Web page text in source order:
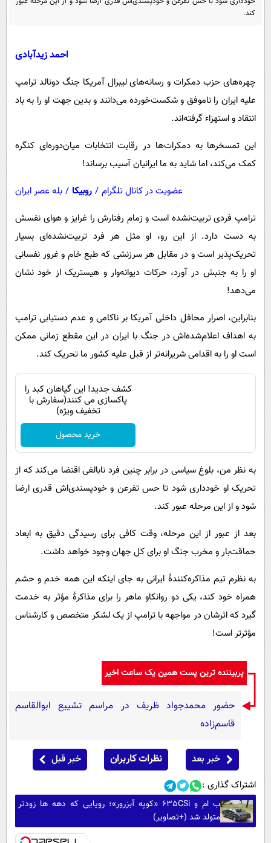
سرگرمی
محیط زیست
فرهنگی
بین الملل
پیامک
کند.
احمد زیدآبادی
چهره‌های حزب دمکرات و رسانه‌های لیبرال آمریکا جنگ دونالد ترامپ
علیه ایران را ناموفق و شکست‌خورده می‌دانند و بدین جهت او را به باد
انتقاد و استهزاء گرفته‌اند.
این تمسخرها به دمکرات‌ها در رقابت انتخابات میان‌دوره‌ای کنگره
کمک می‌کند، اما شاید به ما ایرانیان آسیب برساند!
عضویت در کانال تلگرام / روبیکا / بله عصر ایران
ترامپ فردی تربیت‌نشده است و زمام رفتارش را غرایز و هوای نفسش
به دست دارد. از این رو، او مثل هر فرد تربیت‌نشده‌ای بسیار
تحریک‌پذیر است و در مقابل هر سرزنشی که طبع خام و غرور نفسانی
او را به جنبش در آورد، حرکات دیوانه‌وار و هیستریک از خود نشان
می‌دهد!
بنابراین، اصرار محافل داخلی آمریکا بر ناکامی و عدم دستیابی ترامپ
به اهداف اعلام‌شده‌اش در جنگ با ایران در این مقطع زمانی ممکن
است او را به اقدامی شریرانه‌تر از قبل علیه کشور ما تحریک کند.
کشف جدید! این گیاهان کبد را
پاکسازی می کنند(سفارش با
تخفیف ویژه)
خرید محصول
به نظر من، بلوغ سیاسی در برابر چنین فرد نابالغی اقتضا می‌کند که از
تحریک او خودداری شود تا حس تفرعن و خودپسندی‌اش قدری ارضا
شود و از این مرحله عبور کند.
بعد از عبور از این مرحله، وقت کافی برای رسیدگی دقیق به ابعاد
حماقت‌بار و مخرب جنگ او برای کل جهان وجود خواهد داشت.
به نظرم تیم مذاکره‌کنندهٔ ایرانی به جای اینکه این همه خدم و حشم
همراه خود کند، یکی دو روانکاو ماهر را برای مذاکرهٔ مؤثر به خدمت
گیرد که اثرشان در مواجهه با ترامپ از یک لشکر متخصص و کارشناس
مؤثرتر است!
پربیننده ترین پست همین یک ساعت اخیر
حضور محمدجواد ظریف در مراسم تشییع ابوالقاسم
قاسم‌زاده
خبر بعد نظرات کاربران خبر قبل
اشتراک گذاری :
ب ام و 635CSi «کوپه آبزرور»؛ رویایی که دهه ها زودتر
متولد شد (+تصاویر)